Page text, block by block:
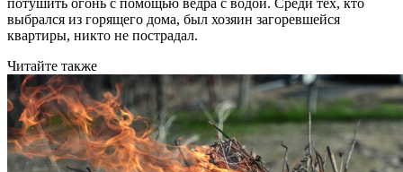
выбрался из горящего дома, был хозяин загоревшейся
квартиры, никто не пострадал.
Читайте также